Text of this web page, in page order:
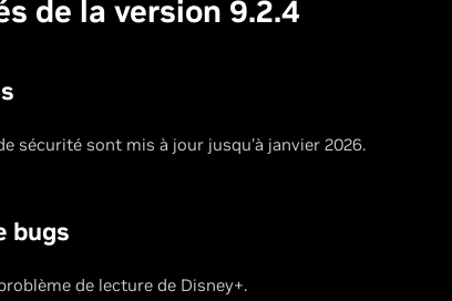
de la version 9.2.4
sécurité sont mis à jour jusqu'à janvier 2026.
bugs
de lecture de Disney+.